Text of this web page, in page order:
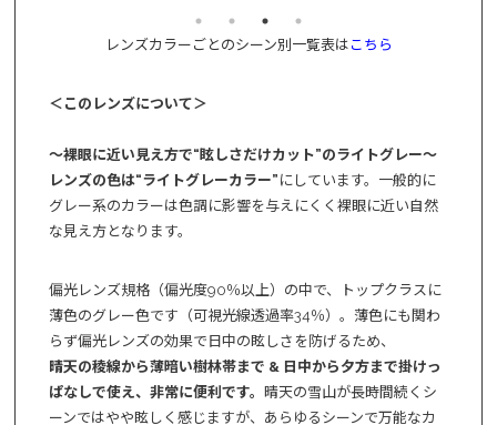
レンズカラーごとのシーン別一覧表は こちら
＜このレンズについて＞
～裸眼に近い見え方で“眩しさだけカット”のライトグレー～
レンズの色は“ライトグレーカラー” にしています。一般的に
グレー系のカラーは色調に影響を与えにくく裸眼に近い自然
な見え方となります。
偏光レンズ規格（偏光度90％以上）の中で、トップクラスに
薄色のグレー色です（可視光線透過率34％）。薄色にも関わ
らず偏光レンズの効果で日中の眩しさを防げるため、
晴天の稜線から薄暗い樹林帯まで & 日中から夕方まで掛けっ
ぱなしで使え、非常に便利です。 晴天の雪山が長時間続くシ
ーンではやや眩しく感じますが、あらゆるシーンで万能なカ